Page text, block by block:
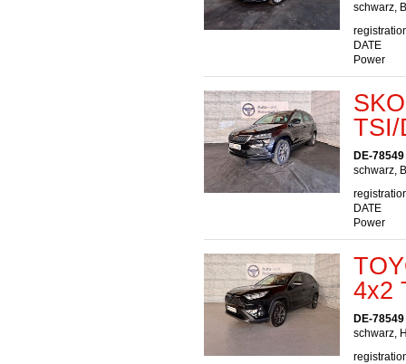
schwarz,
DATE
Power
TSI/
DE-
schwarz,
DATE
Power
4x2
DE-
schwarz,